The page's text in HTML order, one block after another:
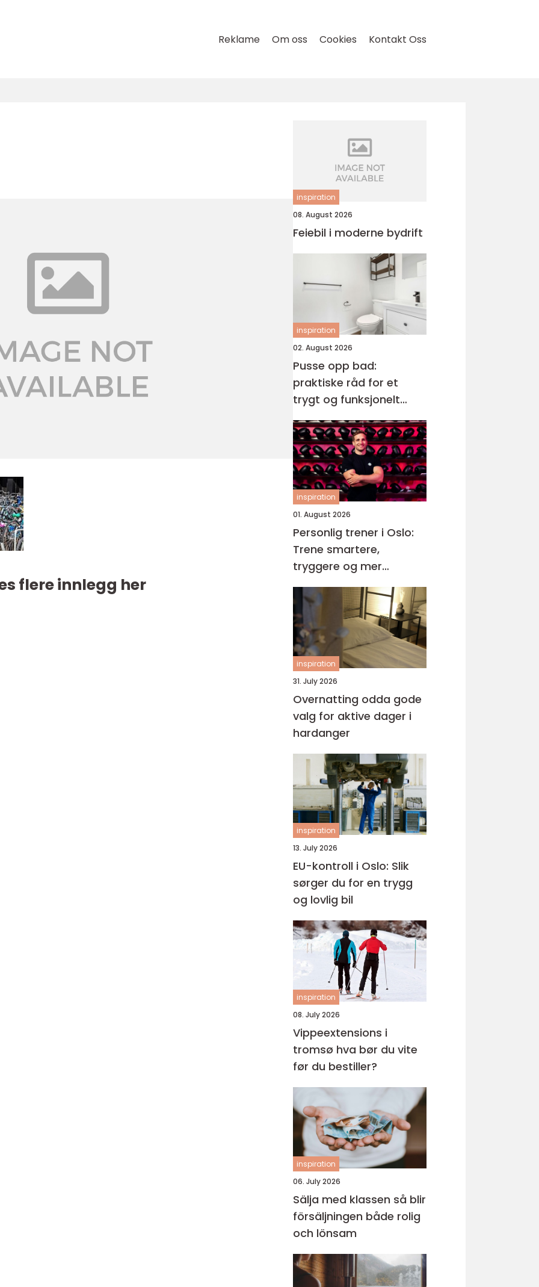
Reklame Om oss Cookies Kontakt Oss
flere innlegg her
inspiration
08. August 2026
Feiebil i moderne bydrift
inspiration
02. August 2026
Pusse opp bad:
praktiske råd for et
trygt og funksjonelt
våtrom
inspiration
01. August 2026
Personlig trener i Oslo:
Trene smartere,
tryggere og mer
målrettet
inspiration
31. July 2026
Overnatting odda gode
valg for aktive dager i
hardanger
inspiration
13. July 2026
EU-kontroll i Oslo: Slik
sørger du for en trygg
og lovlig bil
inspiration
08. July 2026
Vippeextensions i
tromsø hva bør du vite
før du bestiller?
inspiration
06. July 2026
Sälja med klassen så blir
försäljningen både rolig
och lönsam